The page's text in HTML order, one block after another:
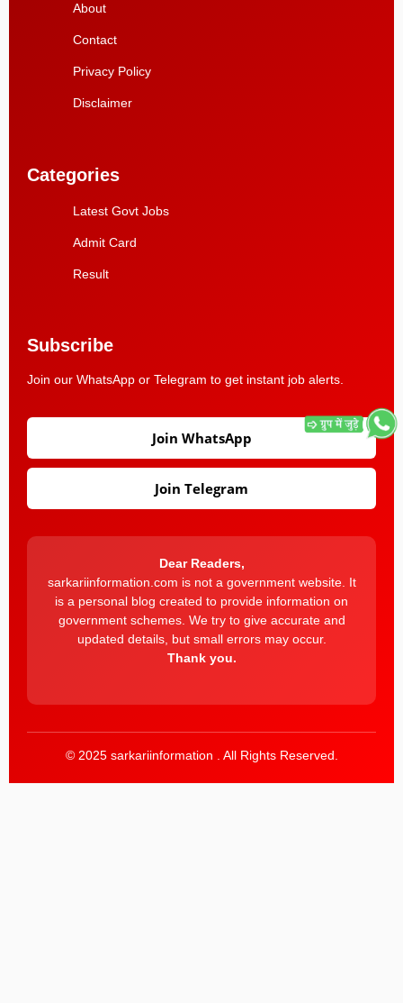
About
Contact
Privacy Policy
Disclaimer
Categories
Latest Govt Jobs
Admit Card
Result
Subscribe
Join our WhatsApp or Telegram to get instant job alerts.
Join WhatsApp
Join Telegram
Dear Readers,
sarkariinformation.com is not a government website. It
is a personal blog created to provide information on
government schemes. We try to give accurate and
updated details, but small errors may occur.
Thank you.
© 2025 sarkariinformation . All Rights Reserved.